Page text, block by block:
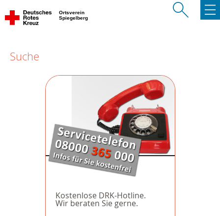
Ortsverein
Spiegelberg
Suche
Kostenlose DRK-Hotline.
Wir beraten Sie gerne.